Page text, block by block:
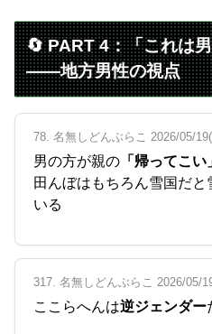
🔄 PART 4：「これは
——地方男性の視点
78. 名無しどんぶらこ 2026/05/
男の方が親の 「帰ってこ
田んぼはもちろん雪国だ
いる
317. 名無しどんぶらこ 2026/05/
ここらへんは逆ジェンダー